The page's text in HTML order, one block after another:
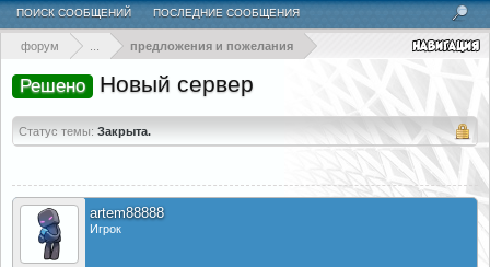
форум предложения и пожелания
Решено Новый сервер
Статус темы: Закрыта.
artem88888
Игрок
ПОИСК СООБЩЕНИЙ ПОСЛЕДНИЕ СООБЩЕНИЯ